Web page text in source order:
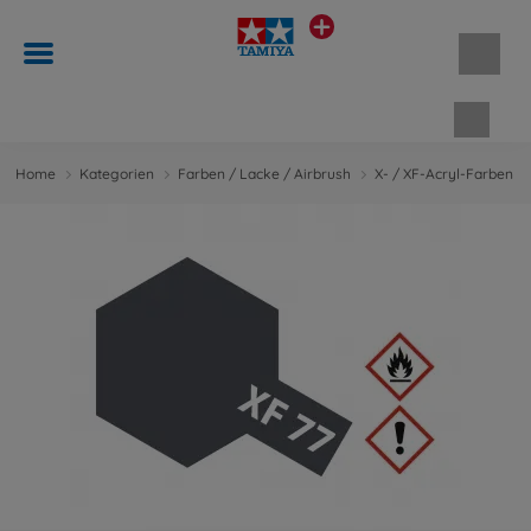
Home Kategorien Farben / Lacke / Airbrush X- / XF-Acryl-Farben